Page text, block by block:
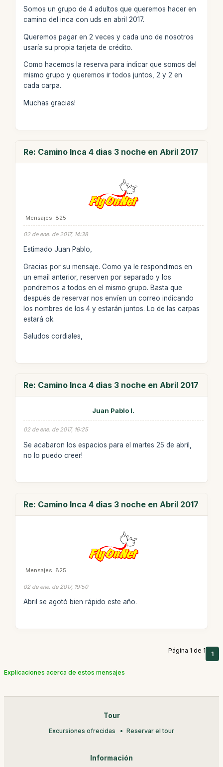
Somos un grupo de 4 adultos que queremos hacer en
camino del inca con uds en abril 2017.
Queremos pagar en 2 veces y cada uno de nosotros
usaría su propia tarjeta de crédito.
Como hacemos la reserva para indicar que somos del
mismo grupo y queremos ir todos juntos, 2 y 2 en
cada carpa.
Muchas gracias!
Re: Camino Inca 4 dias 3 noche en Abril 2017
Mensajes: 825
02 de ene. de 2017, 14:38
Estimado Juan Pablo,
Gracias por su mensaje. Como ya le respondimos en
un email anterior, reserven por separado y los
pondremos a todos en el mismo grupo. Basta que
después de reservar nos envíen un correo indicando
los nombres de los 4 y estarán juntos. Lo de las carpas
estará ok.
Saludos cordiales,
Re: Camino Inca 4 dias 3 noche en Abril 2017
Juan Pablo I.
02 de ene. de 2017, 16:25
Se acabaron los espacios para el martes 25 de abril,
no lo puedo creer!
Re: Camino Inca 4 dias 3 noche en Abril 2017
Mensajes: 825
02 de ene. de 2017, 19:50
Abril se agotó bien rápido este año.
Página 1 de 1 1
Explicaciones acerca de estos mensajes
Tour
Excursiones ofrecidas Reservar el tour
Información